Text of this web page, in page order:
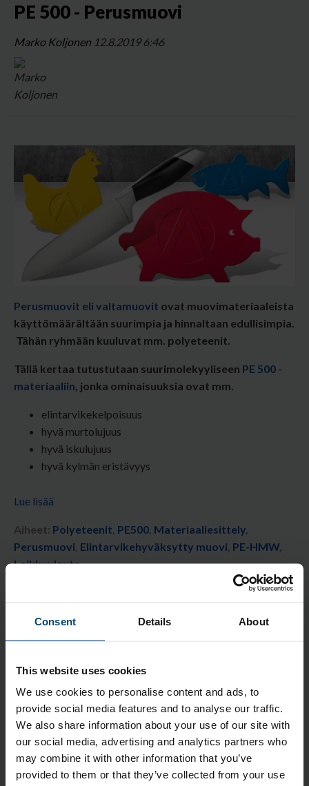
Consent Details About
This website uses cookies
We use cookies to personalise content and ads, to
provide social media features and to analyse our traffic.
We also share information about your use of our site with
our social media, advertising and analytics partners who
may combine it with other information that you’ve
provided to them or that they’ve collected from your use
PE 500 - Perusmuovi
Marko Koljonen 12.8.2019 6:46
Perusmuovit eli valtamuovit ovat muovimateriaaleista
käyttömäärältään suurimpia ja hinnaltaan edullisimpia.
Tähän ryhmään kuuluvat mm. polyeteenit.
Tällä kertaa tutustutaan suurimolekyyliseen PE 500 -
materiaaliin, jonka ominaisuuksia ovat mm.
elintarvikekelpoisuus
hyvä murtolujuus
hyvä iskulujuus
hyvä kylmän eristävyys
Lue lisää
Aiheet: Polyeteenit, PE500, Materiaaliesittely,
Perusmuovi, Elintarvikehyväksytty muovi, PE-HMW,
Leikkuulauta
Kaikki
Tilaa blogi!
Sähköposti*
Heti julkaistessa